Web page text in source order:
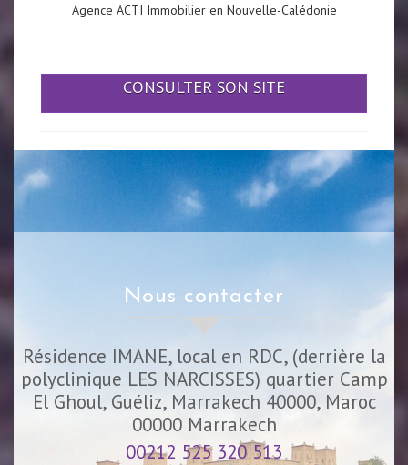
Agence ACTI Immobilier en Nouvelle-Calédonie
CONSULTER SON SITE
nous contacter
Résidence IMANE, local en RDC, (derrière la
polyclinique LES NARCISSES) quartier Camp
El Ghoul, Guéliz, Marrakech 40000, Maroc
00000 Marrakech
00212 525 320 513